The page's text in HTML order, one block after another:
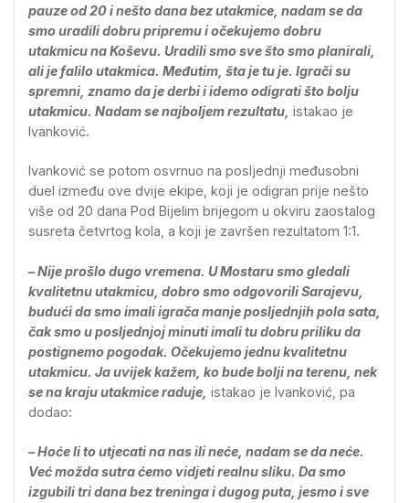
pauze od 20 i nešto dana bez utakmice, nadam se da
smo uradili dobru pripremu i očekujemo dobru
utakmicu na Koševu. Uradili smo sve što smo planirali,
ali je falilo utakmica. Međutim, šta je tu je. Igrači su
spremni, znamo da je derbi i idemo odigrati što bolju
utakmicu. Nadam se najboljem rezultatu, istakao je
Ivanković.
Ivanković se potom osvrnuo na posljednji međusobni
duel između ove dvije ekipe, koji je odigran prije nešto
više od 20 dana Pod Bijelim brijegom u okviru zaostalog
susreta četvrtog kola, a koji je završen rezultatom 1:1.
– Nije prošlo dugo vremena. U Mostaru smo gledali
kvalitetnu utakmicu, dobro smo odgovorili Sarajevu,
budući da smo imali igrača manje posljednjih pola sata,
čak smo u posljednjoj minuti imali tu dobru priliku da
postignemo pogodak. Očekujemo jednu kvalitetnu
utakmicu. Ja uvijek kažem, ko bude bolji na terenu, nek
se na kraju utakmice raduje, istakao je Ivanković, pa
dodao:
– Hoće li to utjecati na nas ili neće, nadam se da neće.
Već možda sutra ćemo vidjeti realnu sliku. Da smo
izgubili tri dana bez treninga i dugog puta, jesmo i sve